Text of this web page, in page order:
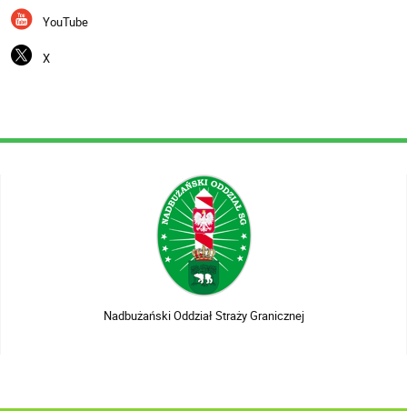
YouTube
X
Nadbużański Oddział Straży Granicznej